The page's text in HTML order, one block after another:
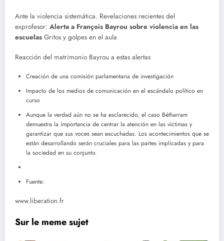
Ante la violencia sistemática. Revelaciones recientes del
exprofesor: Alerta a François Bayrou sobre violencia en las
escuelas Gritos y golpes en el aula
Reacción del matrimonio Bayrou a estas alertas
Creación de una comisión parlamentaria de investigación
Impacto de los medios de comunicación en el escándalo político en
curso
Aunque la verdad aún no se ha esclarecido, el caso Bétharram
demuestra la importancia de centrar la atención en las víctimas y
garantizar que sus voces sean escuchadas. Los acontecimientos que se
están desarrollando serán cruciales para las partes implicadas y para
la sociedad en su conjunto.
Fuente:
www.liberation.fr
Sur le meme sujet